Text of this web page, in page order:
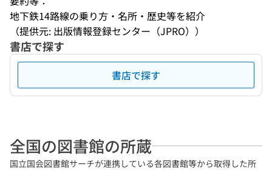
地下鉄14路線の乗り方・名所・歴史等を紹介
（提供元: 出版情報登録センター（JPRO））
書店で探す
書店で探す
全国の図書館の所蔵
国立国会図書館サーチが連携している各図書館等から取得した所